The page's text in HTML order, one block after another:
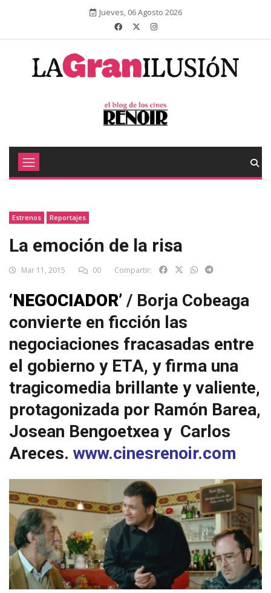
Jueves, 06 Agosto 2026
Estrenos Reportajes
La emoción de la risa
Mar 11, 2015 00 Compartir:
‘NEGOCIADOR’ / Borja Cobeaga
convierte en ficción las
negociaciones fracasadas entre
el gobierno y ETA, y firma una
tragicomedia brillante y valiente,
protagonizada por Ramón Barea,
Josean Bengoetxea y Carlos
Areces. www.cinesrenoir.com